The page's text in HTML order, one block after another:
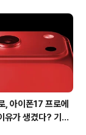
, 아이폰17 프로에
유가 생겼다? 기대